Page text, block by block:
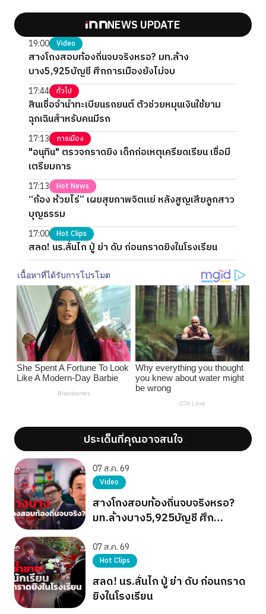
NEWS UPDATE
19:00 Video
สางโกงสอบท้องถิ่นจบจริงหรอ? มท.ล้าง
บาง5,925บัญชี ศึกการเมืองยังไม่จบ
17:44 ทั่วไป
สินเชื่อจำนำทะเบียนรถยนต์ ตัวช่วยหมุนเงินใช้ยาม
ฉุกเฉินสำหรับคนมีรถ
17:13 การเมือง
"อนุทิน" ตรวจกราดยิง เด็กก่อเหตุเครียดเรียน เชื่อมี
เตรียมการ
17:13 Hot News
“ก้อง ห้วยไร่” เผยสุขภาพจิตแย่ หลังสูญเสียลูกสาว
บุญธรรม
17:00 Hot Clips
สลด! นร.ลั่นไก ปู่ ย่า ดับ ก่อนกราดยิงในโรงเรียน
';ประเด็นที่คุณอาจสนใจ';
07 ส.ค. 69
Video
สางโกงสอบท้องถิ่นจบจริงหรอ?
มท.ล้างบาง5,925บัญชี ศึก
07 ส.ค. 69
Hot Clips
สลด! นร.ลั่นไก ปู่ ย่า ดับ ก่อนกราด
ยิงในโรงเรียน